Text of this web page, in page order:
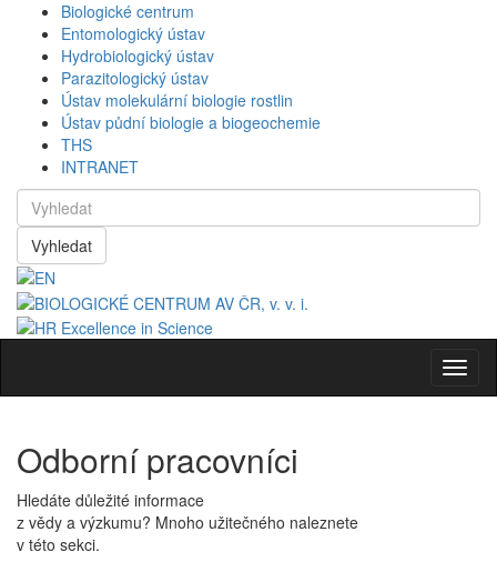
Biologické centrum
Entomologický ústav
Hydrobiologický ústav
Parazitologický ústav
Ústav molekulární biologie rostlin
Ústav půdní biologie a biogeochemie
THS
INTRANET
Vyhledat
Odborní pracovníci
Hledáte důležité informace
z vědy a výzkumu? Mnoho užitečného naleznete
v této sekci.